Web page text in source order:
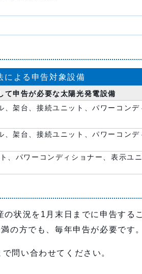
による申告対象設備
て申告が必要な太陽光発電設備
、架台、接続ユニット、パワーコン
、架台、接続ユニット、パワーコン
、パワーコンディショナー、表示ユ
状況を1月末日までに申告する
の方でも、毎年申告が必要です。
問い合わせてください。